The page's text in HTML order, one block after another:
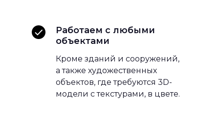
Работаем с любыми
объектами
Кроме зданий и сооружений,
а также художественных
объектов, где требуются 3D-
модели с текстурами, в цвете.